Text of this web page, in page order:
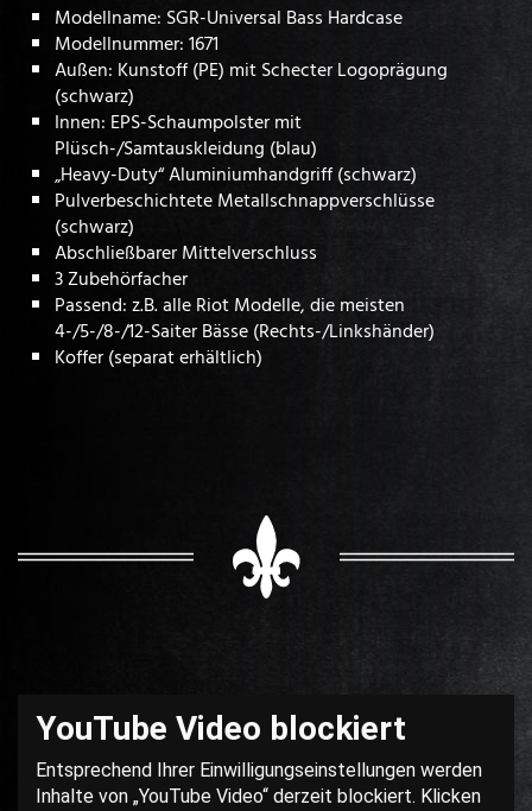
Modellname: SGR-Universal Bass Hardcase
Modellnummer: 1671
Außen: Kunstoff (PE) mit Schecter Logoprägung
(schwarz)
Innen: EPS-Schaumpolster mit
Plüsch-/Samtauskleidung (blau)
„Heavy-Duty“ Aluminiumhandgriff (schwarz)
Pulverbeschichtete Metallschnappverschlüsse
(schwarz)
Abschließbarer Mittelverschluss
3 Zubehörfacher
Passend: z.B. alle Riot Modelle, die meisten
4-/5-/8-/12-Saiter Bässe (Rechts-/Linkshänder)
Koffer (separat erhältlich)